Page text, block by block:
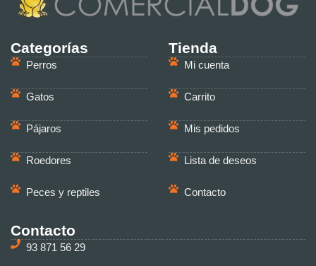
Categorías
Perros
Gatos
Pájaros
Roedores
Peces y reptiles
Tienda
Mi cuenta
Carrito
Mis pedidos
Lista de deseos
Contacto
Contacto
93 871 56 29